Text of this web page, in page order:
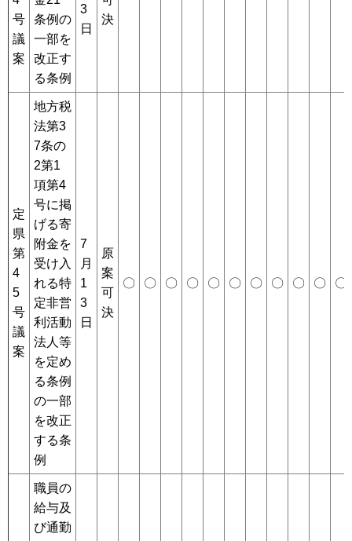
号
議
案
条例の
一部を
改正す
る条例
3
日
決
定
県
第
4
5
号
議
案
地方税
法第3
7条の
2第1
項第4
号に掲
げる寄
附金を
受け入
れる特
定非営
利活動
法人等
を定め
る条例
の一部
を改正
する条
例
7
月
1
3
日
原
案
可
決
〇 〇 〇 〇 〇 〇 〇 〇 〇 〇 〇
職員の
給与及
び通勤